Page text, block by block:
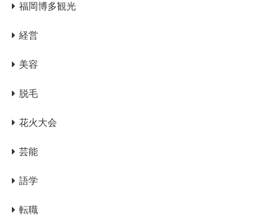
福岡博多観光
経営
美容
脱毛
花火大会
芸能
語学
転職